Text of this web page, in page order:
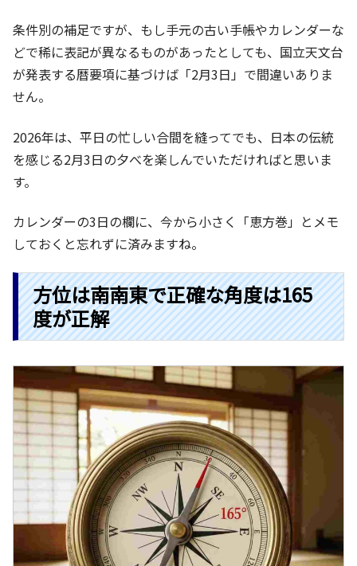
条件別の補足ですが、もし手元の古い手帳やカレンダーな
どで稀に表記が異なるものがあったとしても、国立天文台
が発表する暦要項に基づけば「2月3日」で間違いありま
せん。
2026年は、平日の忙しい合間を縫ってでも、日本の伝統
を感じる2月3日の夕べを楽しんでいただければと思いま
す。
カレンダーの3日の欄に、今から小さく「恵方巻」とメモ
しておくと忘れずに済みますね。
方位は南南東で正確な角度は165
度が正解